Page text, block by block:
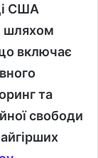
США
шляхом
включає
та
свободи